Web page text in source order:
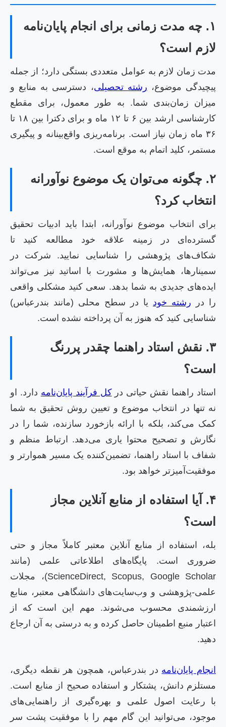
۱. چه مدت زمانی برای انجام پایان‌نامه
لازم است؟
مدت زمان لازم به عوامل متعددی بستگی دارد؛ از جمله
پیچیدگی موضوع، رشته تحصیلی، دسترسی به منابع و
میزان زمان‌بندی شما. به طور معمول، برای مقطع
کارشناسی ارشد بین ۶ تا ۱۲ ماه و برای دکترا بین ۱۸ تا
۳۶ ماه زمان نیاز است. برنامه‌ریزی واقع‌بینانه و پیگیری
مستمر، کلید اتمام به موقع است.
۲. چگونه می‌توان یک موضوع نوآورانه
انتخاب کرد؟
برای انتخاب موضوع نوآورانه، ابتدا باید ادبیات تحقیق
گسترده‌ای در زمینه علاقه خود مطالعه کنید تا
شکاف‌های پژوهشی را شناسایی نمایید. شرکت در
سمینارها، همایش‌ها و مشورت با اساتید نیز می‌تواند
ایده‌های جدیدی به شما بدهد. سعی کنید مشکلی واقعی
را در رشته خود یا در سطح محلی (مانند بندرعباس)
شناسایی کنید که هنوز به آن پرداخته نشده است.
۳. نقش استاد راهنما چقدر پررنگ
است؟
استاد راهنما نقش حیاتی درکل فرآیند پایان‌نامه دارد. او
نه تنها در انتخاب موضوع و تعیین روش تحقیق به شما
کمک می‌کند، بلکه با ارائه بازخورد سازنده، شما را در
نگارش و تصحیح محتوا یاری می‌دهد. ارتباط منظم و
شفاف با استاد راهنما، تضمین‌کننده یک مسیر هموارتر و
موفقیت‌آمیزتر خواهد بود.
۴. آیا استفاده از منابع آنلاین مجاز
است؟
بله، استفاده از منابع آنلاین معتبر کاملاً مجاز و حتی
ضروری است. پایگاه‌های اطلاعاتی علمی (مانند
ScienceDirect, Scopus, Google Scholar)، مجلات
علمی-پژوهشی و وب‌سایت‌های دانشگاهی معتبر، منابع
ارزشمندی محسوب می‌شوند. مهم این است که از
اعتبار منبع اطمینان حاصل کرده و به درستی به آن ارجاع
دهید.
انجام پایان‌نامه در بندرعباس، همچون هر نقطه دیگری،
مستلزم دانش، پشتکار و استفاده صحیح از منابع است.
با رعایت اصول علمی و بهره‌گیری از راهنمایی‌های
موجود، می‌توانید این گام مهم را با موفقیت پشت سر